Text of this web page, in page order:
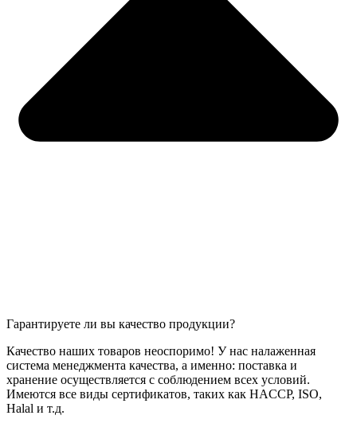
Гарантируете ли вы качество продукции?
Качество наших товаров неоспоримо! У нас налаженная
система менеджмента качества, а именно: поставка и
хранение осуществляется с соблюдением всех условий.
Имеются все виды сертификатов, таких как HACCP, ISO,
Halal и т.д.